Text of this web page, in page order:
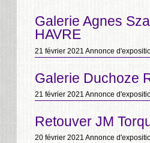
Galerie Agnes
HAVRE
21 février 2021Annonce
Galerie Duchoze
21 février 2021Annonce
Retouver JM
20 février 2021Annonce